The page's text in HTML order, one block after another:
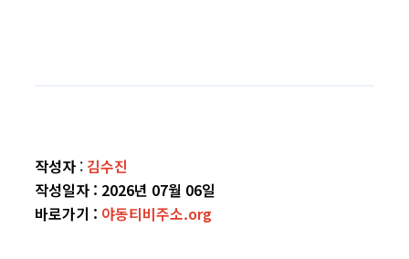
작성자 : 김수진
작성일자 : 2026년 07월 06일
바로가기 : 야동티비주소.org